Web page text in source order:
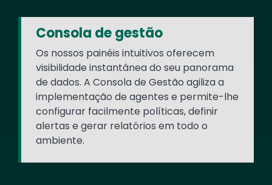
Consola de gestão
Os nossos painéis intuitivos oferecem
visibilidade instantânea do seu panorama
de dados. A Consola de Gestão agiliza a
implementação de agentes e permite-lhe
configurar facilmente políticas, definir
alertas e gerar relatórios em todo o
ambiente.